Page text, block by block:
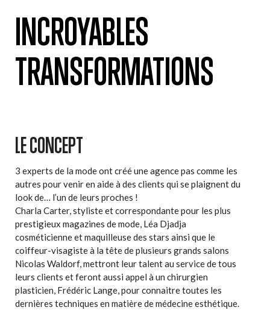
INCROYABLES
TRANSFORMATIONS
LE CONCEPT
3 experts de la mode ont créé une agence pas comme les
autres pour venir en aide à des clients qui se plaignent du
look de… l’un de leurs proches !
Charla Carter, styliste et correspondante pour les plus
prestigieux magazines de mode, Léa Djadja
cosméticienne et maquilleuse des stars ainsi que le
coiffeur-visagiste à la tête de plusieurs grands salons
Nicolas Waldorf, mettront leur talent au service de tous
leurs clients et feront aussi appel à un chirurgien
plasticien, Frédéric Lange, pour connaitre toutes les
dernières techniques en matière de médecine esthétique.